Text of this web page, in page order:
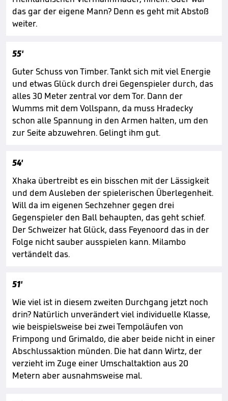
das gar der eigene Mann? Denn es geht mit Abstoß
weiter.
55'
Guter Schuss von Timber. Tankt sich mit viel Energie
und etwas Glück durch drei Gegenspieler durch, das
alles 30 Meter zentral vor dem Tor. Dann der
Wumms mit dem Vollspann, da muss Hradecky
schon alle Spannung in den Armen halten, um den
zur Seite abzuwehren. Gelingt ihm gut.
54'
Xhaka übertreibt es ein bisschen mit der Lässigkeit
und dem Ausleben der spielerischen Überlegenheit.
Will da im eigenen Sechzehner gegen drei
Gegenspieler den Ball behaupten, das geht schief.
Der Schweizer hat Glück, dass Feyenoord das in der
Folge nicht sauber ausspielen kann. Milambo
vertändelt das.
51'
Wie viel ist in diesem zweiten Durchgang jetzt noch
drin? Natürlich unverändert viel individuelle Klasse,
wie beispielsweise bei zwei Tempoläufen von
Frimpong und Grimaldo, die aber beide nicht in einer
Abschlussaktion münden. Die hat dann Wirtz, der
verzieht im Zuge einer Umschaltaktion aus 20
Metern aber ausnahmsweise mal.